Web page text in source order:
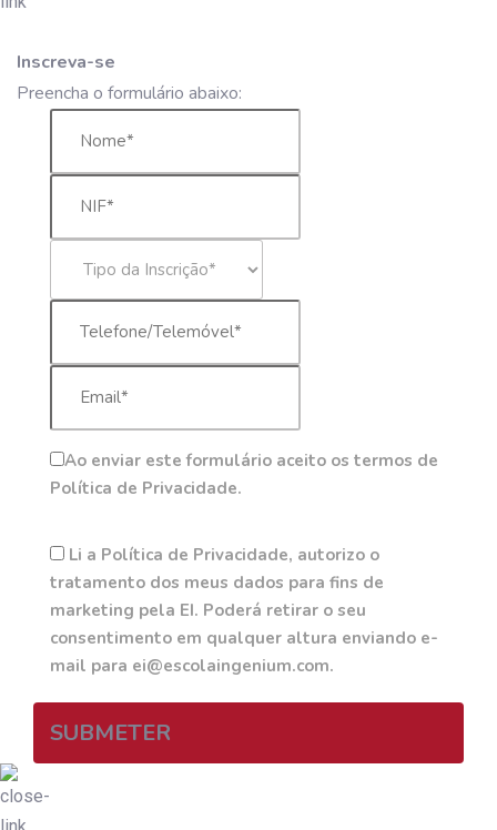
Inscreva-se
Preencha o formulário abaixo:
Ao enviar este formulário aceito os termos de
Política de Privacidade.
Li a Política de Privacidade, autorizo o
tratamento dos meus dados para fins de
marketing pela EI. Poderá retirar o seu
consentimento em qualquer altura enviando e-
mail para ei@escolaingenium.com.
SUBMETER